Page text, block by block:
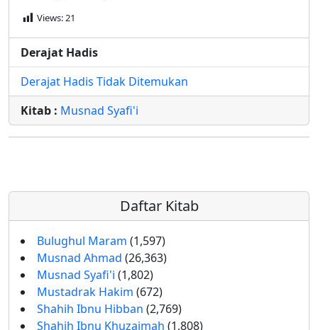
Views:21
Derajat Hadis
Derajat Hadis Tidak Ditemukan
Kitab : Musnad Syafi'i
Daftar Kitab
Bulughul Maram (1,597)
Musnad Ahmad (26,363)
Musnad Syafi'i (1,802)
Mustadrak Hakim (672)
Shahih Ibnu Hibban (2,769)
Shahih Ibnu Khuzaimah (1,808)